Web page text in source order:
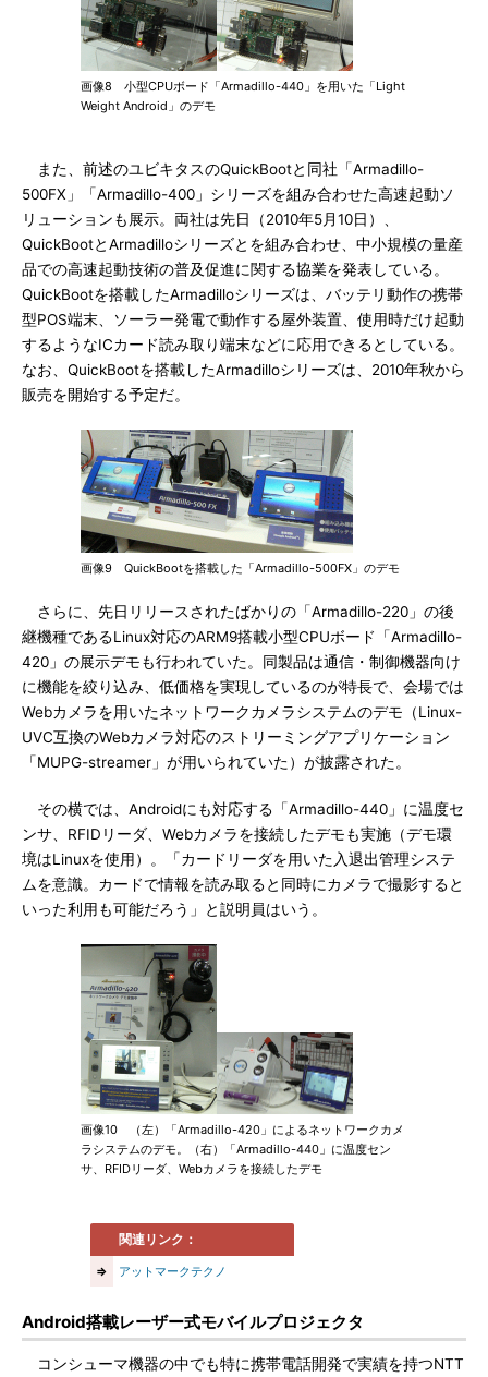
画像8 小型CPUボード「Armadillo-440」を用いた「Light
Weight Android」のデモ
また、前述のユビキタスのQuickBootと同社「Armadillo-
500FX」「Armadillo-400」シリーズを組み合わせた高速起動ソ
リューションも展示。両社は先日（2010年5月10日）、
QuickBootとArmadilloシリーズとを組み合わせ、中小規模の量産
品での高速起動技術の普及促進に関する協業を発表している。
QuickBootを搭載したArmadilloシリーズは、バッテリ動作の携帯
型POS端末、ソーラー発電で動作する屋外装置、使用時だけ起動
するようなICカード読み取り端末などに応用できるとしている。
なお、QuickBootを搭載したArmadilloシリーズは、2010年秋から
販売を開始する予定だ。
画像9 QuickBootを搭載した「Armadillo-500FX」のデモ
さらに、先日リリースされたばかりの「Armadillo-220」の後
継機種であるLinux対応のARM9搭載小型CPUボード「Armadillo-
420」の展示デモも行われていた。同製品は通信・制御機器向け
に機能を絞り込み、低価格を実現しているのが特長で、会場では
Webカメラを用いたネットワークカメラシステムのデモ（Linux-
UVC互換のWebカメラ対応のストリーミングアプリケーション
「MUPG-streamer」が用いられていた）が披露された。
その横では、Androidにも対応する「Armadillo-440」に温度セ
ンサ、RFIDリーダ、Webカメラを接続したデモも実施（デモ環
境はLinuxを使用）。「カードリーダを用いた入退出管理システ
ムを意識。カードで情報を読み取ると同時にカメラで撮影すると
いった利用も可能だろう」と説明員はいう。
画像10 （左）「Armadillo-420」によるネットワークカメ
ラシステムのデモ。（右）「Armadillo-440」に温度セン
サ、RFIDリーダ、Webカメラを接続したデモ
関連リンク：
⇒ アットマークテクノ
Android搭載レーザー式モバイルプロジェクタ
コンシューマ機器の中でも特に携帯電話開発で実績を持つNTT